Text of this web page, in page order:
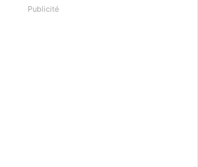
Publicité